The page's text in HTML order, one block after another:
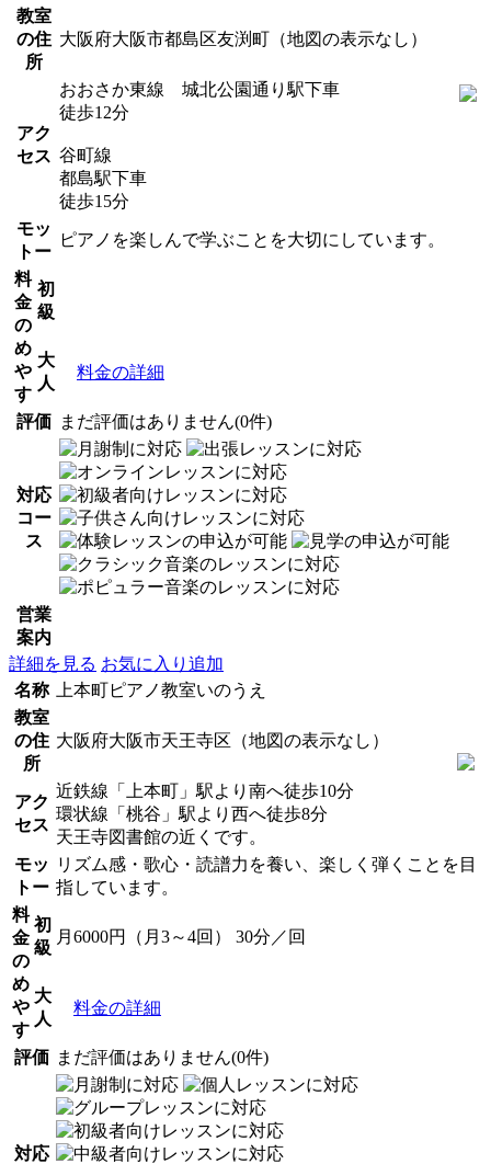
教室
の住
所
大阪府大阪市都島区友渕町（地図の表示なし）
アク
セス
おおさか東線 城北公園通り駅下車
徒歩12分
谷町線
都島駅下車
徒歩15分
モッ
トー
ピアノを楽しんで学ぶことを大切にしています。
料
金
の
め
や
す
初
級
大
人
料金の詳細
評価 まだ評価はありません(0件)
対応
コー
ス
営業
案内
詳細を見る お気に入り追加
名称
上本町ピアノ教室いのうえ
教室
の住
所
大阪府大阪市天王寺区（地図の表示なし）
アク
セス
近鉄線「上本町」駅より南へ徒歩10分
環状線「桃谷」駅より西へ徒歩8分
天王寺図書館の近くです。
モッ
トー
リズム感・歌心・読譜力を養い、楽しく弾くことを目
指しています。
料
金
の
め
や
す
初
級
月6000円（月3～4回） 30分／回
大
人
料金の詳細
評価 まだ評価はありません(0件)
対応